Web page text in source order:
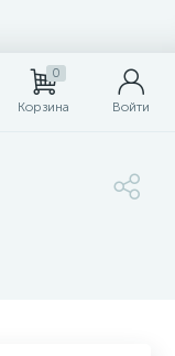
0
Корзина Войти